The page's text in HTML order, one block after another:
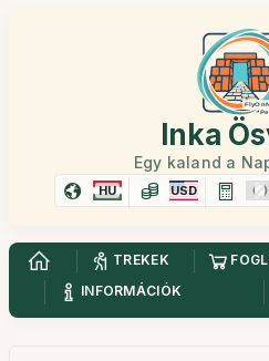
Inka
Egy kaland a
HU USD
TREKEK
INFORMÁCIÓK